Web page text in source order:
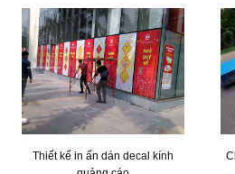
Thiết kế in ấn dán decal kính